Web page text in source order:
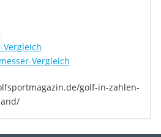
Vergleich
Vergleich
golf-in-zahlen-